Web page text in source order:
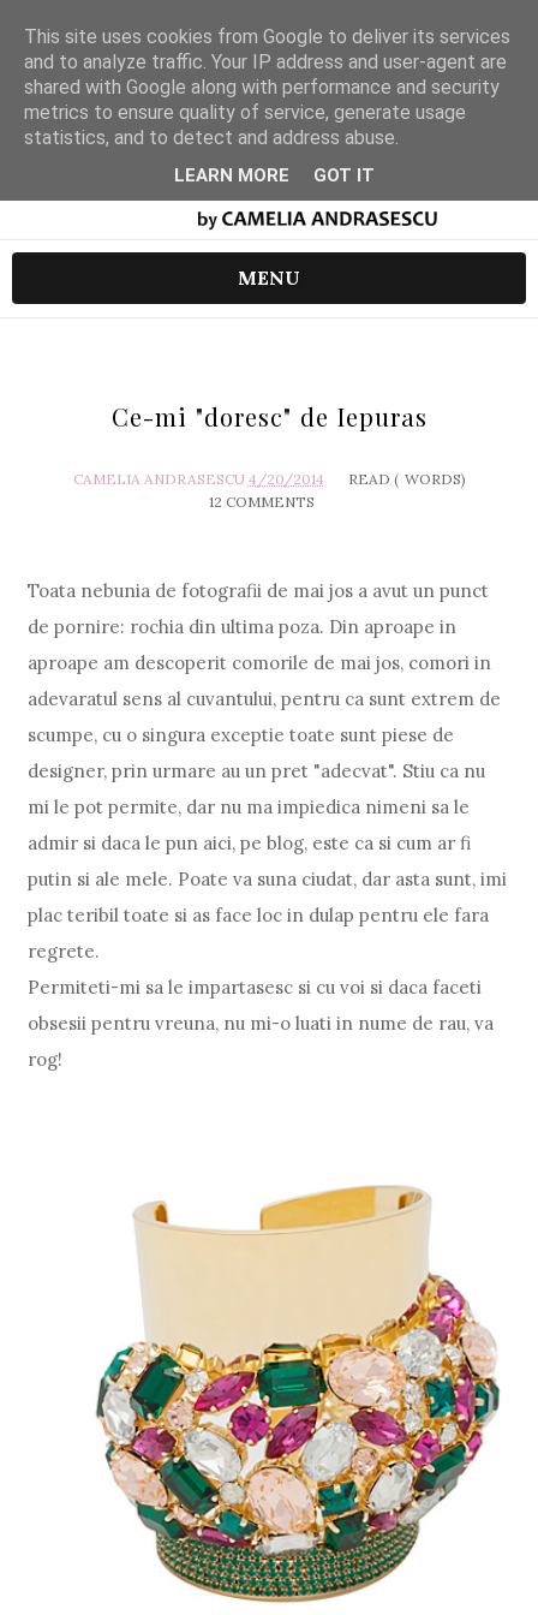
MENU
Ce-mi "doresc" de Iepuras
CAMELIA ANDRASESCU 4/20/2014 READ ( WORDS)
12 COMMENTS
Toata nebunia de fotografii de mai jos a avut un punct
de pornire: rochia din ultima poza. Din aproape in
aproape am descoperit comorile de mai jos, comori in
adevaratul sens al cuvantului, pentru ca sunt extrem de
scumpe, cu o singura exceptie toate sunt piese de
designer, prin urmare au un pret "adecvat". Stiu ca nu
mi le pot permite, dar nu ma impiedica nimeni sa le
admir si daca le pun aici, pe blog, este ca si cum ar fi
putin si ale mele. Poate va suna ciudat, dar asta sunt, imi
plac teribil toate si as face loc in dulap pentru ele fara
regrete.
Permiteti-mi sa le impartasesc si cu voi si daca faceti
obsesii pentru vreuna, nu mi-o luati in nume de rau, va
rog!
This site uses cookies from Google to deliver its services
and to analyze traffic. Your IP address and user-agent are
shared with Google along with performance and security
metrics to ensure quality of service, generate usage
statistics, and to detect and address abuse.
LEARN MORE GOT IT